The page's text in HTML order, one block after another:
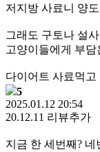
저지방 사료니 양
그래도 구토나 설
고양이들에게 부
다이어트 사료먹
5
2025.01.12 20:54
20.12.11 리뷰추가
지금 한 세번째? 네